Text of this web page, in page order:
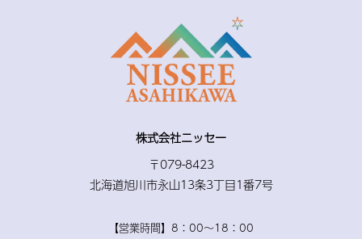
株式会社ニッセー
〒079-8423
北海道旭川市永山13条3丁目1番7号
【営業時間】8：00〜18：00